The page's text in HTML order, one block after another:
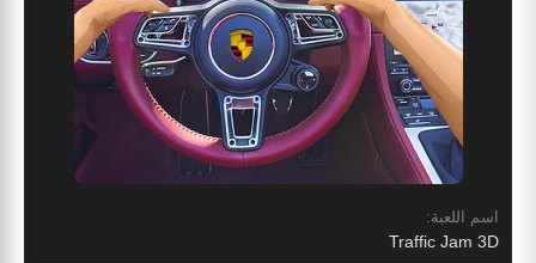
اسم اللعبة:
Traffic Jam 3D